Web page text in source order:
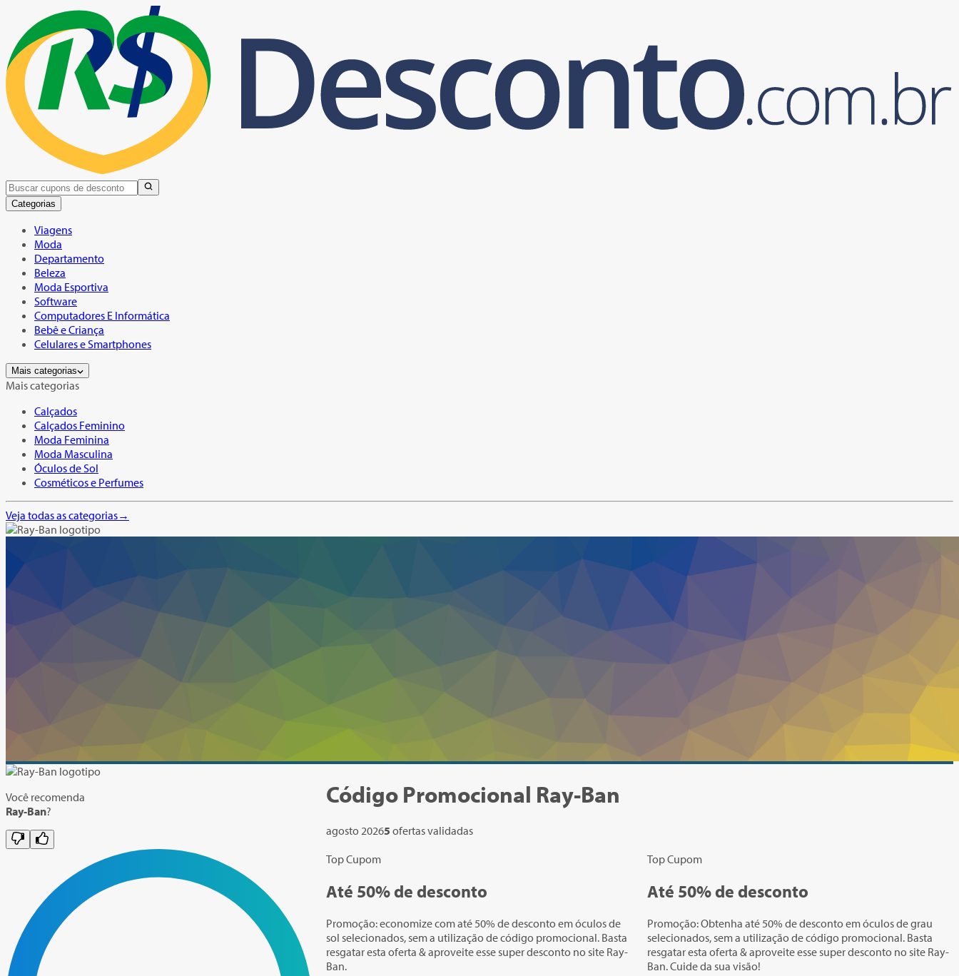
Categorias
Viagens
Moda
Departamento
Beleza
Moda Esportiva
Software
Computadores E Informática
Bebê e Criança
Celulares e Smartphones
Mais categorias
Mais categorias
Calçados
Calçados Feminino
Moda Feminina
Moda Masculina
Óculos de Sol
Cosméticos e Perfumes
Veja todas as categorias→
Você recomenda
Ray-Ban?
Código Promocional Ray-Ban
agosto 20265 ofertas validadas
Top Cupom
Até 50%de desconto
Promoção: economize com até 50% de desconto em óculos de
sol selecionados, sem a utilização de código promocional. Basta
resgatar esta oferta & aproveite esse super desconto no site Ray-
Ban.
Top Cupom
Até 50%de desconto
Promoção: Obtenha até 50% de desconto em óculos de grau
selecionados, sem a utilização de código promocional. Basta
resgatar esta oferta & aproveite esse super desconto no site Ray-
Ban. Cuide da sua visão!